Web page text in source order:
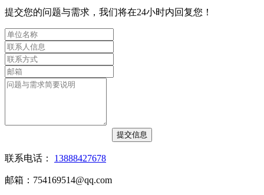
提交您的问题与需求，我们将在24小时内回复您！
联系电话： 13888427678
邮箱：754169514@qq.com